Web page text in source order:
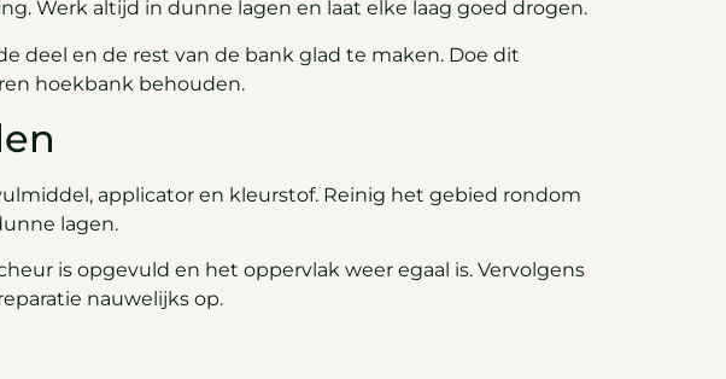
Werk altijd in dunne lagen en laat elke laag goed drogen.
deel en de rest van de bank glad te maken. Doe dit
hoekbank behouden.
applicator en kleurstof. Reinig het gebied rondom
lagen.
is opgevuld en het oppervlak weer egaal is. Vervolgens
nauwelijks op.